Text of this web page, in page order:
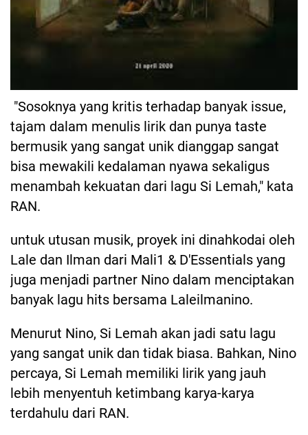
"Sosoknya yang kritis terhadap banyak issue,
tajam dalam menulis lirik dan punya taste
bermusik yang sangat unik dianggap sangat
bisa mewakili kedalaman nyawa sekaligus
menambah kekuatan dari lagu Si Lemah," kata
RAN.
untuk utusan musik, proyek ini dinahkodai oleh
Lale dan Ilman dari Mali1 & D'Essentials yang
juga menjadi partner Nino dalam menciptakan
banyak lagu hits bersama Laleilmanino.
Menurut Nino, Si Lemah akan jadi satu lagu
yang sangat unik dan tidak biasa. Bahkan, Nino
percaya, Si Lemah memiliki lirik yang jauh
lebih menyentuh ketimbang karya-karya
terdahulu dari RAN.